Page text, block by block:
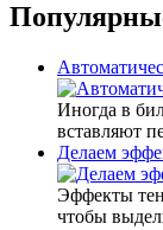
Иногда в
вставляют
Делаем
Эффекты
чтобы